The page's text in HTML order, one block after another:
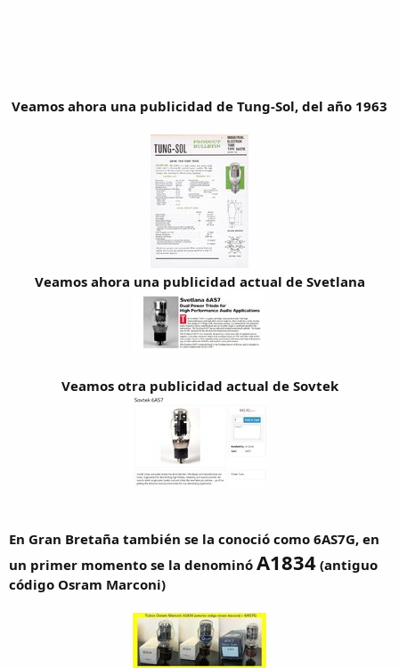
Veamos ahora una publicidad de Tung-Sol, del año 1963
Veamos ahora una publicidad actual de Svetlana
Veamos otra publicidad actual de Sovtek
En Gran Bretaña también se la conoció como 6AS7G, en
un primer momento se la denominó A1834 (antiguo
código Osram Marconi)